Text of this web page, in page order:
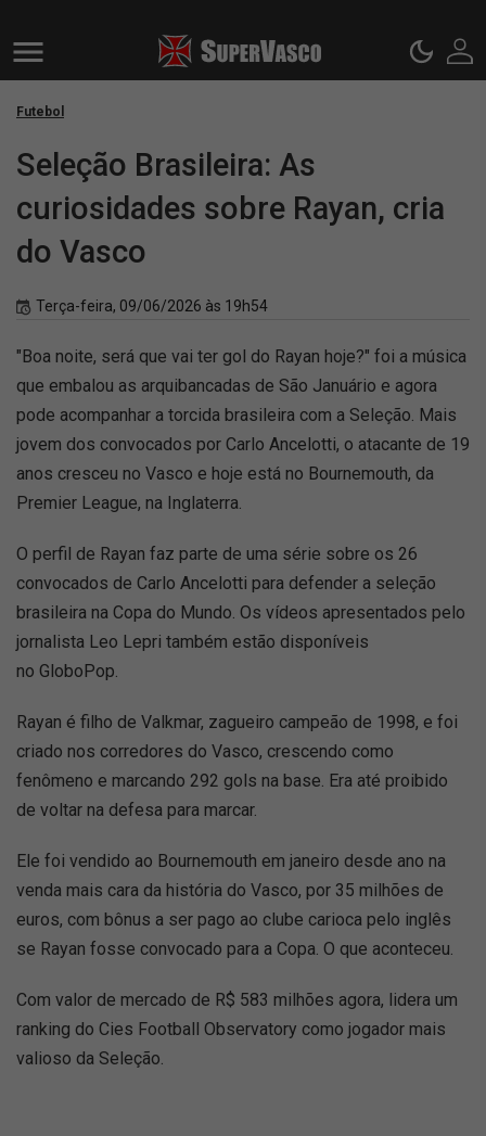
Futebol
Seleção Brasileira: As
curiosidades sobre Rayan, cria
do Vasco
Terça-feira, 09/06/2026 às 19h54
"Boa noite, será que vai ter gol do Rayan hoje?" foi a música
que embalou as arquibancadas de São Januário e agora
pode acompanhar a torcida brasileira com a Seleção. Mais
jovem dos convocados por Carlo Ancelotti, o atacante de 19
anos cresceu no Vasco e hoje está no Bournemouth, da
Premier League, na Inglaterra.
O perfil de Rayan faz parte de uma série sobre os 26
convocados de Carlo Ancelotti para defender a seleção
brasileira na Copa do Mundo. Os vídeos apresentados pelo
jornalista Leo Lepri também estão disponíveis
no GloboPop.
Rayan é filho de Valkmar, zagueiro campeão de 1998, e foi
criado nos corredores do Vasco, crescendo como
fenômeno e marcando 292 gols na base. Era até proibido
de voltar na defesa para marcar.
Ele foi vendido ao Bournemouth em janeiro desde ano na
venda mais cara da história do Vasco, por 35 milhões de
euros, com bônus a ser pago ao clube carioca pelo inglês
se Rayan fosse convocado para a Copa. O que aconteceu.
Com valor de mercado de R$ 583 milhões agora, lidera um
ranking do Cies Football Observatory como jogador mais
valioso da Seleção.